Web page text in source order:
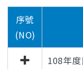
序號
(NO)
108年